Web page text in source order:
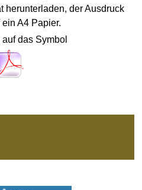
herunterladen, der Ausdruck
ein A4 Papier.
das Symbol